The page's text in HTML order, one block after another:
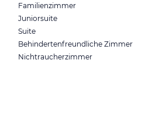
Familienzimmer
Juniorsuite
Suite
Behindertenfreundliche Zimmer
Nichtraucherzimmer